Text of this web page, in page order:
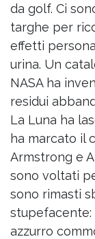
da golf. Ci
targhe per
effetti
urina. Un
NASA ha
residui
La Luna ha
ha marcato il
Armstrong e
sono voltati
sono rimasti
stupefacente:
azzurro